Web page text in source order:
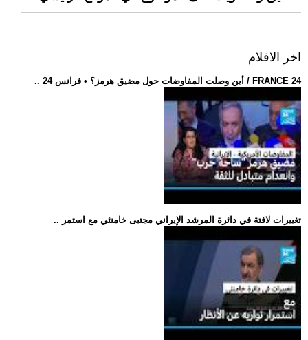
اخر الافلام
.. أين وصلت المفاوضات حول مضيق هرمز؟ • فرانس 24 / FRANCE 24
.. تغييرات لافتة في دائرة المرشد الإيراني مجتبى خامنئي مع استمر